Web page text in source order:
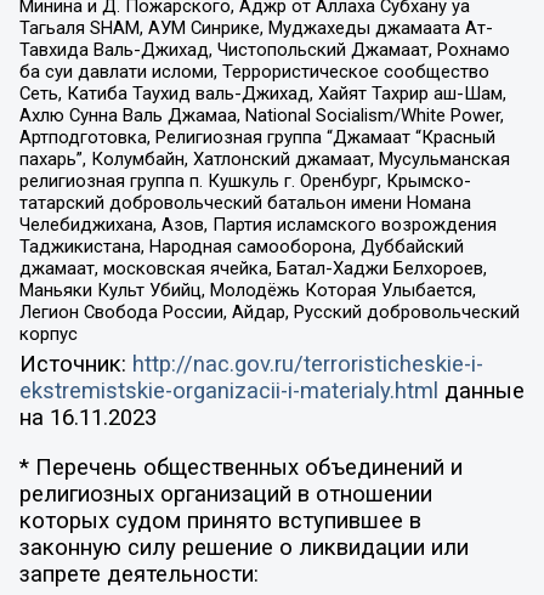
Минина и Д. Пожарского, Аджр от Аллаха Субхану уа
Тагьаля SHAM, АУМ Синрике, Муджахеды джамаата Ат-
Тавхида Валь-Джихад, Чистопольский Джамаат, Рохнамо
ба суи давлати исломи, Террористическое сообщество
Сеть, Катиба Таухид валь-Джихад, Хайят Тахрир аш-Шам,
Ахлю Сунна Валь Джамаа, National Socialism/White Power,
Артподготовка, Религиозная группа “Джамаат “Красный
пахарь”, Колумбайн, Хатлонский джамаат, Мусульманская
религиозная группа п. Кушкуль г. Оренбург, Крымско-
татарский добровольческий батальон имени Номана
Челебиджихана, Азов, Партия исламского возрождения
Таджикистана, Народная самооборона, Дуббайский
джамаат, московская ячейка, Батал-Хаджи Белхороев,
Маньяки Культ Убийц, Молодёжь Которая Улыбается,
Легион Свобода России, Айдар, Русский добровольческий
корпус
Источник: http://nac.gov.ru/terroristicheskie-i-
ekstremistskie-organizacii-i-materialy.html данные
на 16.11.2023
* Перечень общественных объединений и
религиозных организаций в отношении
которых судом принято вступившее в
законную силу решение о ликвидации или
запрете деятельности: